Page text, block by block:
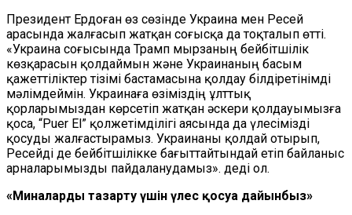
Президент Ердоған өз сөзінде Украина мен Ресей
арасында жалғасып жатқан соғысқа да тоқталып өтті.
«Украина соғысында Трамп мырзаның бейбітшілік
көзқарасын қолдаймын және Украинаның басым
қажеттіліктер тізімі бастамасына қолдау білдіретінімді
мәлімдеймін. Украинаға өзіміздің ұлттық
қорларымыздан көрсетіп жатқан әскери қолдауымызға
қоса, “Puer El” қолжетімділігі аясында да үлесімізді
қосуды жалғастырамыз. Украинаны қолдай отырып,
Ресейді де бейбітшілікке бағыттайтындай етіп байланыс
арналарымызды пайдаланудамыз». деді ол.
«Миналарды тазарту үшін үлес қосуға дайынбыз»